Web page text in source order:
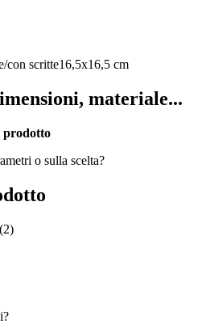
con scritte16,5x16,5 cm
materiale...
prodotto
o sulla scelta?
(2)